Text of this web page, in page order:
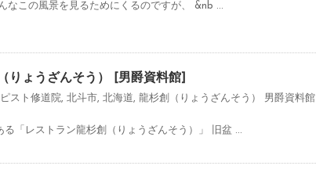
なこの風景を見るためにくるのですが、 &nb ...
りょうざんそう） [男爵資料館]
ピスト修道院, 北斗市 , 北海道, 龍杉創（りょうざんそう） 男爵資料館
「レストラン龍杉創（りょうざんそう）」 旧盆 ...